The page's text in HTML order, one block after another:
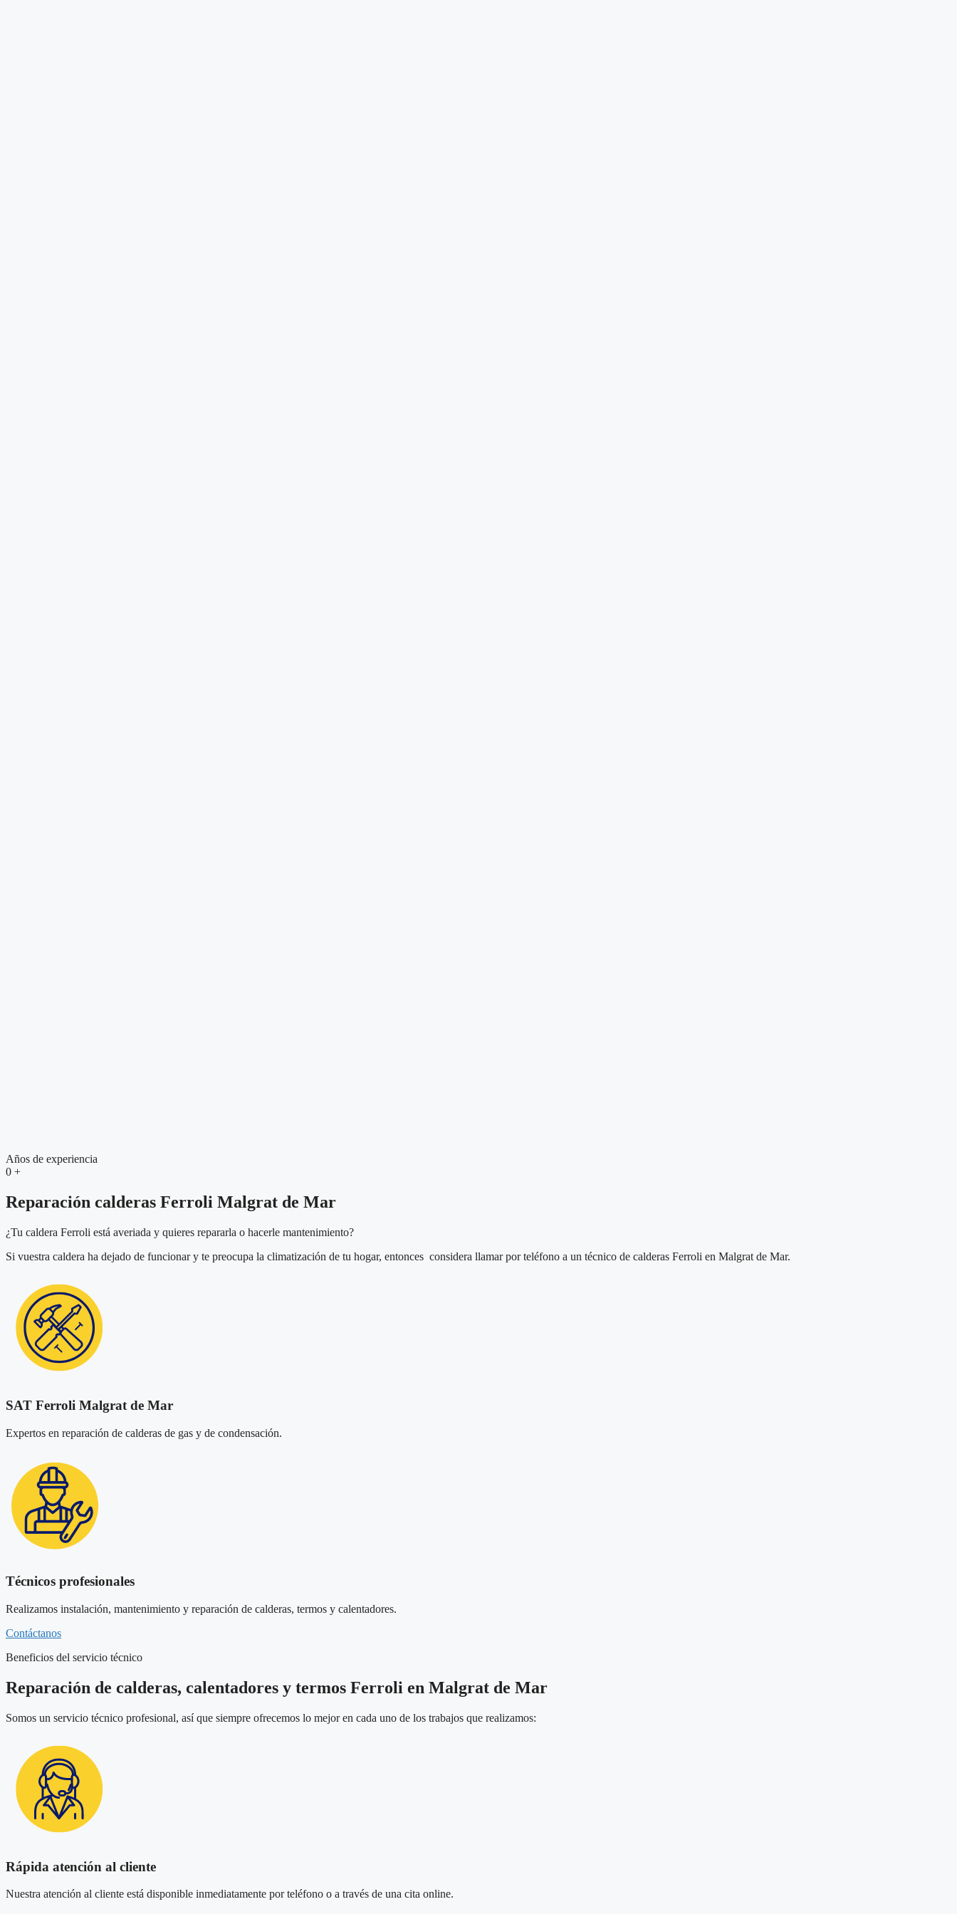
Años de experiencia
0 +
Reparación calderas Ferroli Malgrat de Mar
¿Tu caldera Ferroli está averiada y quieres repararla o hacerle mantenimiento?
Si vuestra caldera ha dejado de funcionar y te preocupa la climatización de tu hogar, entonces considera llamar por teléfono a un técnico de calderas Ferroli en Malgrat de Mar.
SAT Ferroli Malgrat de Mar
Expertos en reparación de calderas de gas y de condensación.
Técnicos profesionales
Realizamos instalación, mantenimiento y reparación de calderas, termos y calentadores.
Contáctanos
Beneficios del servicio técnico
Reparación de calderas, calentadores y termos Ferroli en Malgrat de Mar
Somos un servicio técnico profesional, así que siempre ofrecemos lo mejor en cada uno de los trabajos que realizamos:
Rápida atención al cliente
Nuestra atención al cliente está disponible inmediatamente por teléfono o a través de una cita online.